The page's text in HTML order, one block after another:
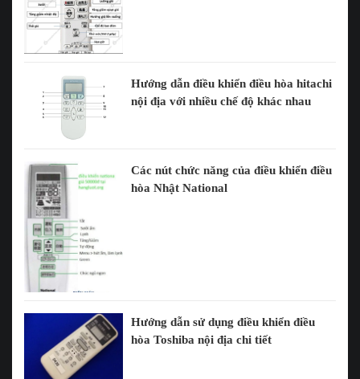
Hướng dẫn điều khiển điều hòa hitachi
nội địa với nhiều chế độ khác nhau
Các nút chức năng của điều khiển điều
hòa Nhật National
Hướng dẫn sử dụng điều khiển điều
hòa Toshiba nội địa chi tiết